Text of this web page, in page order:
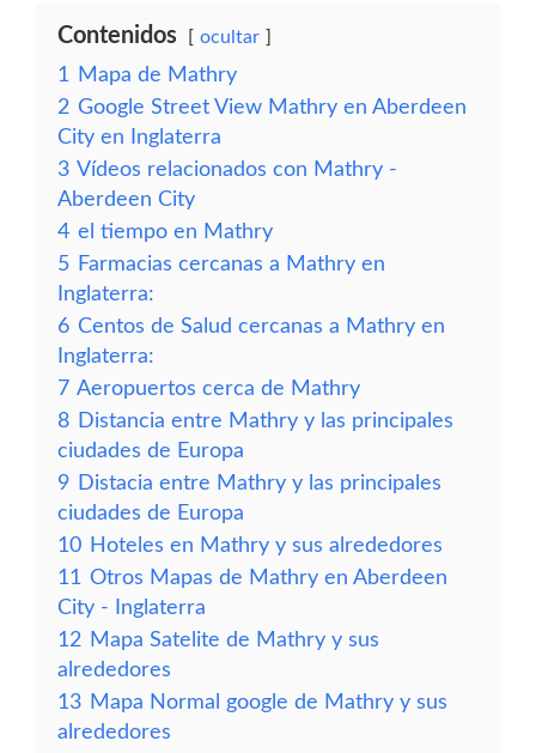
Contenidos ocultar
1
Mapa de Mathry
2 Google Street View Mathry en Aberdeen
City en Inglaterra
3 Vídeos relacionados con Mathry -
Aberdeen City
4 el tiempo en Mathry
5 Farmacias cercanas a Mathry en
Inglaterra:
6 Centos de Salud cercanas a Mathry en
Inglaterra:
7 Aeropuertos cerca de Mathry
8 Distancia entre Mathry y las principales
ciudades de Europa
9 Distacia entre Mathry y las principales
ciudades de Europa
10 Hoteles en Mathry y sus alrededores
11 Otros Mapas de Mathry en Aberdeen
City - Inglaterra
12 Mapa Satelite de Mathry y sus
alrededores
13 Mapa Normal google de Mathry y sus
alrededores